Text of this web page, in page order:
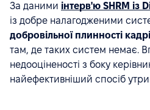
За даними інтерв'ю SHRM із
із добре налагодженими
добровільної плинності
там, де таких систем немає.
недооціненості з боку
найефективніший спосіб